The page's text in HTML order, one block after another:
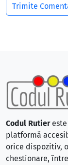
Codul Rutiereste
platformă
orice dispozitiv,
chestionare,